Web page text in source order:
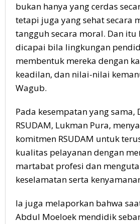
bukan hanya yang cerdas
tetapi juga yang sehat secara
tangguh secara moral. Dan itu
dicapai bila lingkungan
membentuk mereka dengan
keadilan, dan nilai-nilai
Wagub.
Pada kesempatan yang sama,
RSUDAM, Lukman Pura,
komitmen RSUDAM untuk
kualitas pelayanan dengan
martabat profesi dan
keselamatan serta
Ia juga melaporkan bahwa
Abdul Moeloek mendidik